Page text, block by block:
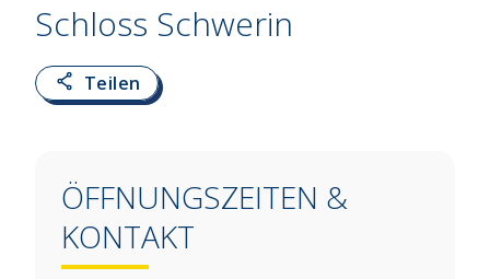
Schloss Schwerin
Teilen
ÖFFNUNGSZEITEN &
KONTAKT